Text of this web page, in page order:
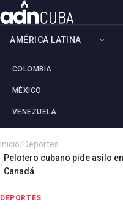
AMÉRICA LATINA
COLOMBIA
MÉXICO
VENEZUELA
Inicio/Deportes
/
Pelotero cubano pide asilo
Canadá
DEPORTES